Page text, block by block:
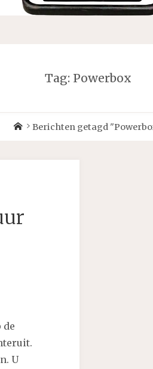
Tag: Powerbox
Home
Berichten getagd
de
U